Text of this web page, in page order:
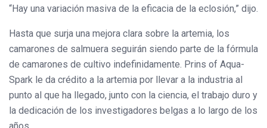
“Hay una variación masiva de la eficacia de la eclosión,” dijo.
Hasta que surja una mejora clara sobre la artemia, los
camarones de salmuera seguirán siendo parte de la fórmula
de camarones de cultivo indefinidamente. Prins of Aqua-
Spark le da crédito a la artemia por llevar a la industria al
punto al que ha llegado, junto con la ciencia, el trabajo duro y
la dedicación de los investigadores belgas a lo largo de los